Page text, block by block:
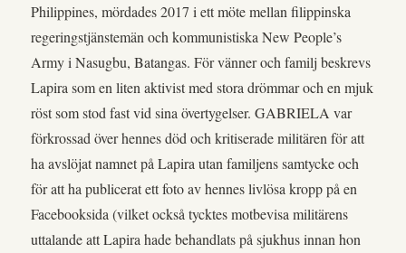
Philippines, mördades 2017 i ett möte mellan filippinska
regeringstjänstemän och kommunistiska New People’s
Army i Nasugbu, Batangas. För vänner och familj beskrevs
Lapira som en liten aktivist med stora drömmar och en mjuk
röst som stod fast vid sina övertygelser. GABRIELA var
förkrossad över hennes död och kritiserade militären för att
ha avslöjat namnet på Lapira utan familjens samtycke och
för att ha publicerat ett foto av hennes livlösa kropp på en
Facebooksida (vilket också tycktes motbevisa militärens
uttalande att Lapira hade behandlats på sjukhus innan hon